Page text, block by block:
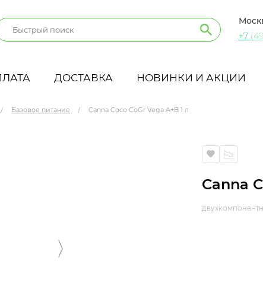
+7
ДОСТАВКА НОВИНКИ И АКЦИИ
Базовое питание Canna Coco CoGr Vega A+B 1 л
Canna